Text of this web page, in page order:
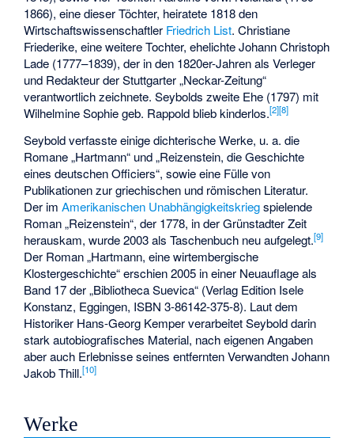
1866), eine dieser Töchter, heiratete 1818 den
Wirtschaftswissenschaftler Friedrich List. Christiane
Friederike, eine weitere Tochter, ehelichte Johann Christoph
Lade (1777–1839), der in den 1820er-Jahren als Verleger
und Redakteur der Stuttgarter „Neckar-Zeitung“
verantwortlich zeichnete. Seybolds zweite Ehe (1797) mit
Wilhelmine Sophie geb. Rappold blieb kinderlos.[2][8]
Seybold verfasste einige dichterische Werke, u. a. die
Romane „Hartmann“ und „Reizenstein, die Geschichte
eines deutschen Officiers“, sowie eine Fülle von
Publikationen zur griechischen und römischen Literatur.
Der imAmerikanischen Unabhängigkeitskriegspielende
Roman „Reizenstein“, der 1778, in der Grünstadter Zeit
herauskam, wurde 2003 als Taschenbuch neu aufgelegt.[9]
Der Roman „Hartmann, eine wirtembergische
Klostergeschichte“ erschien 2005 in einer Neuauflage als
Band 17 der „Bibliotheca Suevica“ (Verlag Edition Isele
Konstanz, Eggingen, ISBN 3-86142-375-8). Laut dem
Historiker Hans-Georg Kemper verarbeitet Seybold darin
stark autobiografisches Material, nach eigenen Angaben
aber auch Erlebnisse seines entfernten VerwandtenJohann
Jakob Thill.[10]
Werke